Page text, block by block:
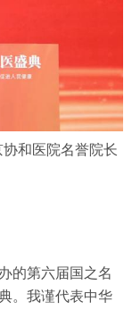
和医院名誉院长
的第六届国之名
。我谨代表中华